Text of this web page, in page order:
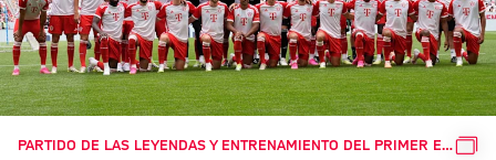
PARTIDO DE LAS LEYENDAS Y ENTRENAMIENTO DEL PRIMER EQUIPO